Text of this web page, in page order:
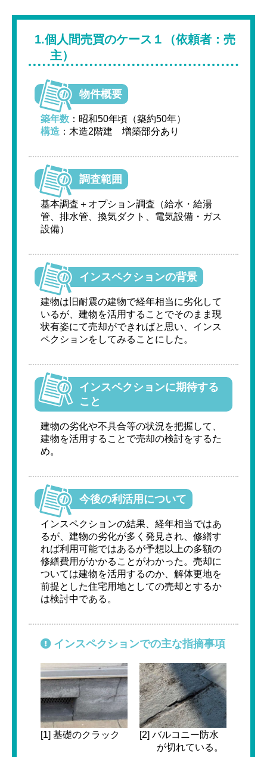
1.個人間売買のケース１（依頼者：売
主）
物件概要
築年数 ：昭和50年頃（築約50年）
構造 ：木造2階建 増築部分あり
調査範囲
基本調査＋オプション調査（給水・給湯
管、排水管、換気ダクト、電気設備・ガス
設備）
インスペクションの背景
建物は旧耐震の建物で経年相当に劣化して
いるが、建物を活用することでそのまま現
状有姿にて売却ができればと思い、インス
ペクションをしてみることにした。
インスペクションに期待する
こと
建物の劣化や不具合等の状況を把握して、
建物を活用することで売却の検討をするた
め。
今後の利活用について
インスペクションの結果、経年相当ではあ
るが、建物の劣化が多く発見され、修繕す
れば利用可能ではあるが予想以上の多額の
修繕費用がかかることがわかった。売却に
ついては建物を活用するのか、解体更地を
前提とした住宅用地としての売却とするか
は検討中である。
インスペクションでの主な指摘事項
[1] 基礎のクラック
[2] バルコニー防水
が切れている。